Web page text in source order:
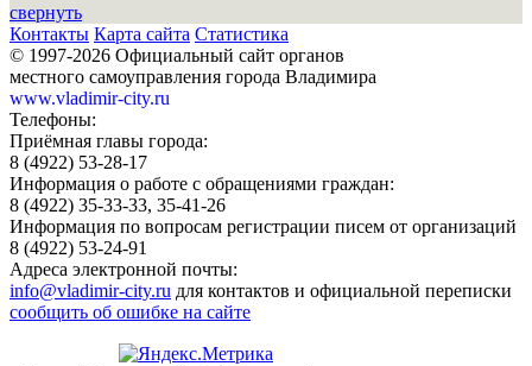
свернуть
Контакты Карта сайта Статистика
© 1997-2026 Официальный сайт органов
местного самоуправления города Владимира
www.vladimir-city.ru
Телефоны:
Приёмная главы города:
8 (4922) 53-28-17
Информация о работе с обращениями граждан:
8 (4922) 35-33-33, 35-41-26
Информация по вопросам регистрации писем от организаций
8 (4922) 53-24-91
Адреса электронной почты:
info@vladimir-city.ru для контактов и официальной переписки
сообщить об ошибке на сайте